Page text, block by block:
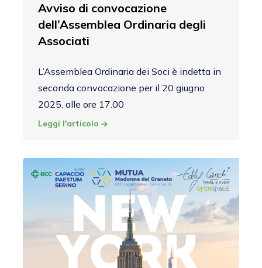
Avviso di convocazione
dell’Assemblea Ordinaria degli
Associati
L’Assemblea Ordinaria dei Soci è indetta in
seconda convocazione per il 20 giugno
2025, alle ore 17.00
Leggi l'articolo